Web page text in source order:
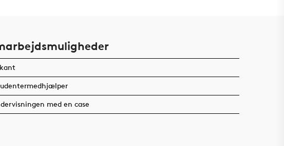
med en case